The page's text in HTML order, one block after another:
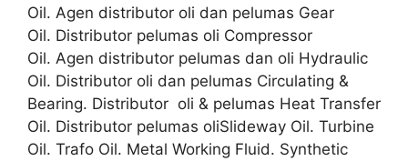
Oil. Agen distributor oli dan pelumas Gear
Oil. Distributor pelumas oli Compressor
Oil. Agen distributor pelumas dan oli Hydraulic
Oil. Distributor oli dan pelumas Circulating &
Bearing. Distributor oli & pelumas Heat Transfer
Oil. Distributor pelumas oliSlideway Oil. Turbine
Oil. Trafo Oil. Metal Working Fluid. Synthetic